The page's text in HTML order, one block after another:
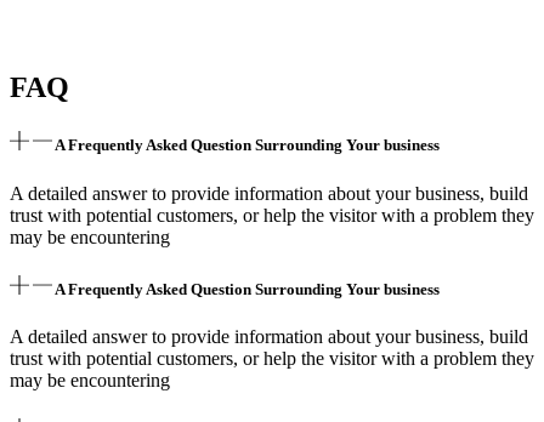
FAQ
A Frequently Asked Question Surrounding Your business
A detailed answer to provide information about your business, build
trust with potential customers, or help the visitor with a problem they
may be encountering
A Frequently Asked Question Surrounding Your business
A detailed answer to provide information about your business, build
trust with potential customers, or help the visitor with a problem they
may be encountering